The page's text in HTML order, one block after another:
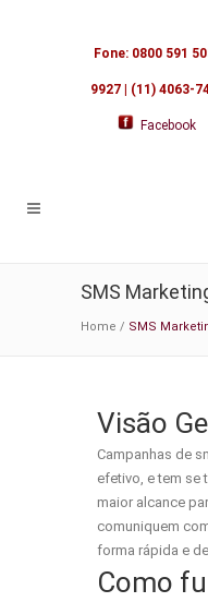
Fone: 0800 591
9927 | (11) 4063-
Facebook
SMS
Home / SMS
Visão
Campanhas de
efetivo, e tem se
maior alcance
comuniquem
forma rápida e
Como